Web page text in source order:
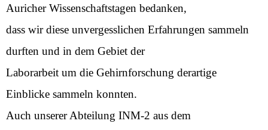
Auricher Wissenschaftstagen bedanken,
dass wir diese unvergesslichen Erfahrungen sammeln
durften und in dem Gebiet der
Laborarbeit um die Gehirnforschung derartige
Einblicke sammeln konnten.
Auch unserer Abteilung INM-2 aus dem